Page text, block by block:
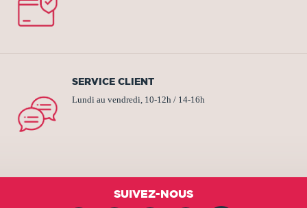
SERVICE CLIENT
Lundi au vendredi, 10-12h / 14-16h
SUIVEZ-NOUS